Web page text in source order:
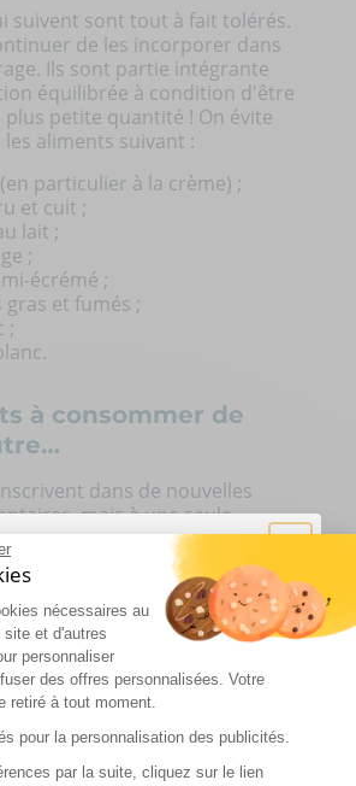
nécessaires au
site et d'autres
personnaliser
des offres personnalisées. Votre
retiré à tout moment.
pour la personnalisation des publicités.
par la suite, cliquez sur le lien
suivent sont tout à fait tolérés.
de les incorporer dans
Ils sont partie intégrante
équilibrée à condition d'être
petite quantité ! On évite
aliments suivant :
(en particulier à la crème) ;
et cuit ;
lait ;
;
écrémé ;
gras et fumés ;
;
à consommer de
dans de nouvelles
mais à une seule
limiter leur consommation ! Il
à consommer
alors veillez bien à surveiller
une prise journalière.
;
en graisses) ;
;
;
l’aventure !
à nos communications et bénéficiez de